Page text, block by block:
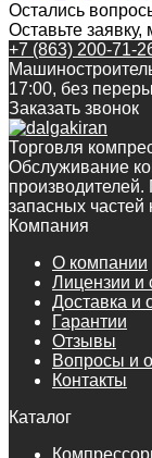
Остались
Оставьте
+7 (863) 200-71-
17:00, без
Заказать звонок
Торговля
Обслуживание
запасных
Компания
О компании
Лицензии и
Доставка и
Гарантии
Отзывы
Вопросы и
Контакты
Каталог